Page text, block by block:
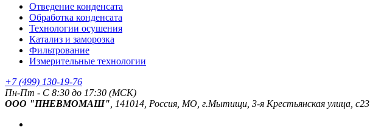
Отведение конденсата
Обработка конденсата
Технологии осушения
Катализ и заморозка
Фильтрование
Измерительные технологии
+7 (499) 130-19-76
Пн-Пт - C 8:30 до 17:30 (МСК)
ООО "ПНЕВМОМАШ" , 141014, Россия, МО, г.Мытищи, 3-я Крестьянская улица, с23